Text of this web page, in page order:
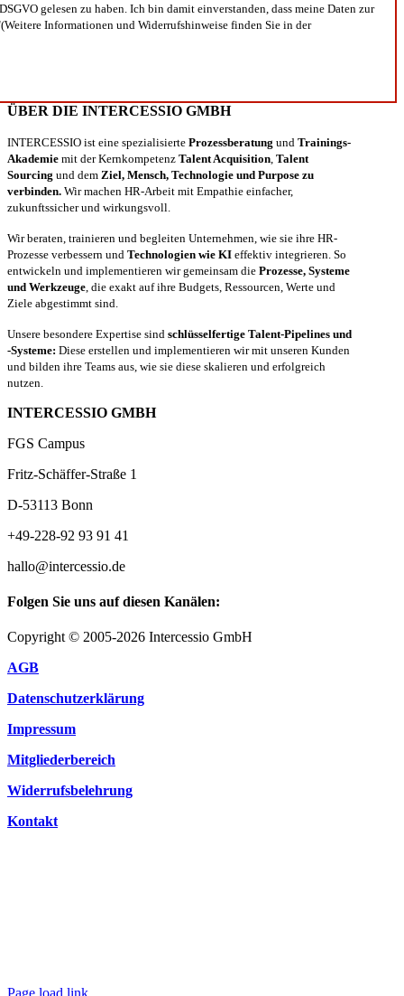
gelesen zu haben. Ich bin damit einverstanden, dass meine Daten zur
Informationen und Widerrufshinweise finden Sie in der
ÜBER DIE INTERCESSIO GMBH
INTERCESSIO ist eine spezialisierte Prozessberatung und Trainings-
Akademie mit der Kernkompetenz Talent Acquisition Talent
Sourcing und dem Ziel, Mensch, Technologie und Purpose zu
verbinden. Wir machen HR-Arbeit mit Empathie einfacher,
zukunftssicher und wirkungsvoll.
Wir beraten, trainieren und begleiten Unternehmen, wie sie ihre HR-
Prozesse verbessern und Technologien wie KI effektiv integrieren. So
entwickeln und implementieren wir gemeinsam die Prozesse, Systeme
und Werkzeuge , die exakt auf ihre Budgets, Ressourcen, Werte und
Ziele abgestimmt sind.
Unsere besondere Expertise sind schlüsselfertige Talent-Pipelines und
-Systeme: Diese erstellen und implementieren wir mit unseren Kunden
und bilden ihre Teams aus, wie sie diese skalieren und erfolgreich
nutzen.
INTERCESSIO GMBH
FGS Campus
Fritz-Schäffer-Straße 1
D-53113 Bonn
+49-228-92 93 91 41
hallo@intercessio.de
Folgen Sie uns auf diesen Kanälen:
Copyright © 2005-2026 Intercessio GmbH
AGB
Datenschutzerklärung
Impressum
Mitgliederbereich
Widerrufsbelehrung
Kontakt